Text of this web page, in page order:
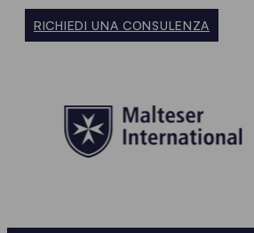
RICHIEDI UNA CONSULENZA